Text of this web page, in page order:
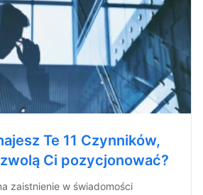
Te 11 Czynników,
Ci pozycjonować?
zaistnienie w świadomości